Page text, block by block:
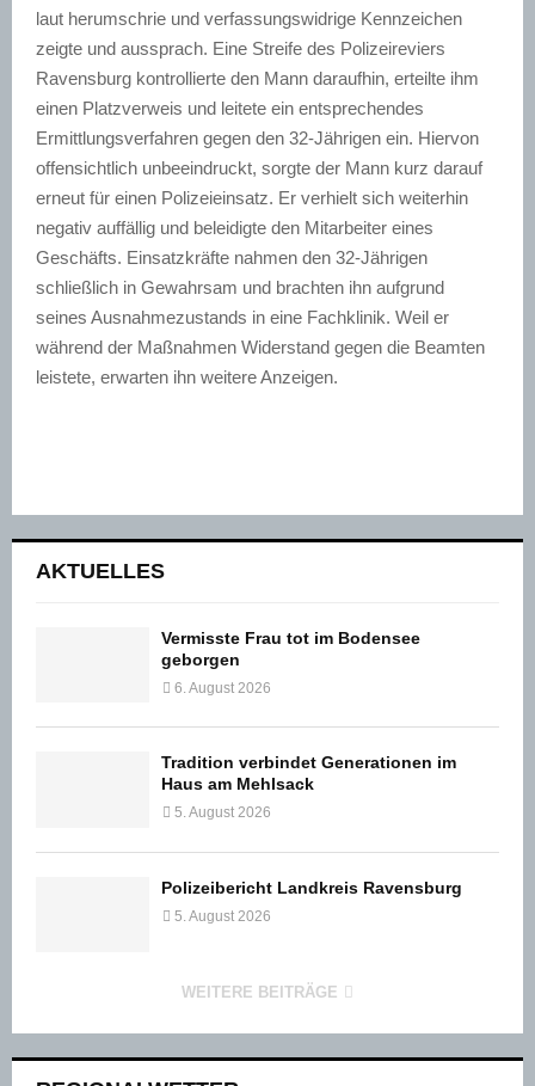
laut herumschrie und verfassungswidrige Kennzeichen
zeigte und aussprach. Eine Streife des Polizeireviers
Ravensburg kontrollierte den Mann daraufhin, erteilte ihm
einen Platzverweis und leitete ein entsprechendes
Ermittlungsverfahren gegen den 32-Jährigen ein. Hiervon
offensichtlich unbeeindruckt, sorgte der Mann kurz darauf
erneut für einen Polizeieinsatz. Er verhielt sich weiterhin
negativ auffällig und beleidigte den Mitarbeiter eines
Geschäfts. Einsatzkräfte nahmen den 32-Jährigen
schließlich in Gewahrsam und brachten ihn aufgrund
seines Ausnahmezustands in eine Fachklinik. Weil er
während der Maßnahmen Widerstand gegen die Beamten
leistete, erwarten ihn weitere Anzeigen.
AKTUELLES
Vermisste Frau tot im Bodensee
geborgen
6. August 2026
Tradition verbindet Generationen im
Haus am Mehlsack
5. August 2026
Polizeibericht Landkreis Ravensburg
5. August 2026
WEITERE BEITRÄGE